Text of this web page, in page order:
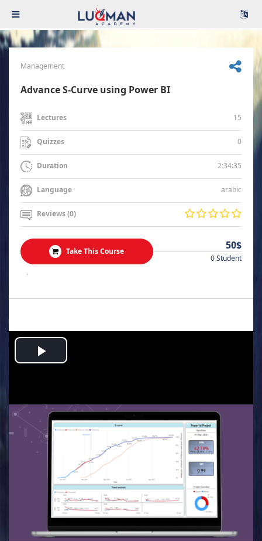
Management
Advance S-Curve using Power BI
Lectures 15
Quizzes 0
Duration 2:34:35
Language arabic
Reviews (0)
Take This Course 50$
0 Student
.
Play